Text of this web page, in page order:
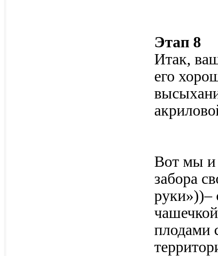
Этап 8
Итак,
его
Вот мы и
забора
руки»))–
плодами